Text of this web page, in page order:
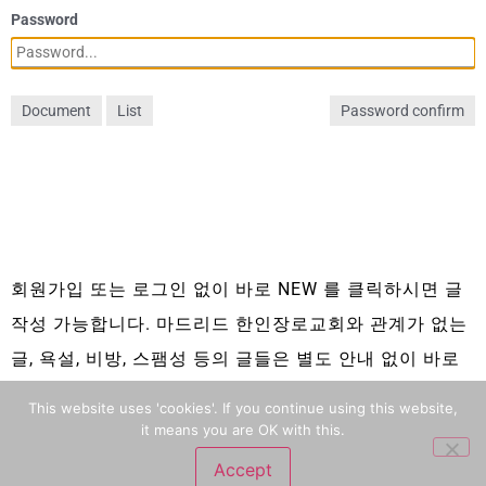
Password
Document List Password confirm
회원가입 또는 로그인 없이 바로 NEW 를 클릭하시면 글
작성 가능합니다. 마드리드 한인장로교회와 관계가 없는
글, 욕설, 비방, 스팸성 등의 글들은 별도 안내 없이 바로
This website uses 'cookies'. If you continue using this website,
it means you are OK with this.
Accept